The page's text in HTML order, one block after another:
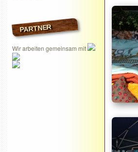
PARTNER
Wir arbeiten gemeinsam mit